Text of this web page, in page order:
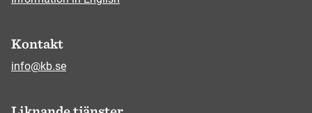
Kontakt
info@kb.se